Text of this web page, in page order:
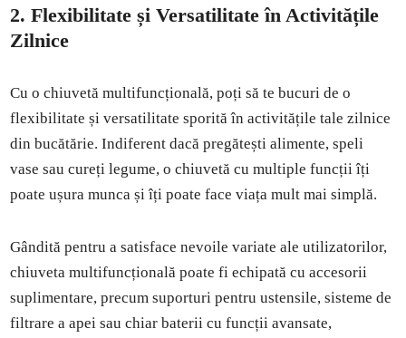
2. Flexibilitate și Versatilitate în Activitățile
Zilnice
Cu o chiuvetă multifuncțională, poți să te bucuri de o
flexibilitate și versatilitate sporită în activitățile tale zilnice
din bucătărie. Indiferent dacă pregătești alimente, speli
vase sau cureți legume, o chiuvetă cu multiple funcții îți
poate ușura munca și îți poate face viața mult mai simplă.
Gândită pentru a satisface nevoile variate ale utilizatorilor,
chiuveta multifuncțională poate fi echipată cu accesorii
suplimentare, precum suporturi pentru ustensile, sisteme de
filtrare a apei sau chiar baterii cu funcții avansate,